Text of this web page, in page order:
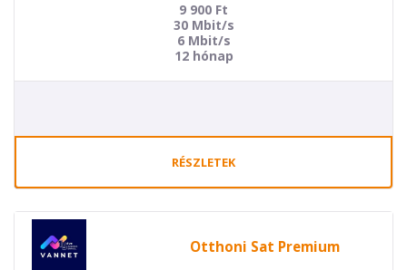
9 900 Ft
30 Mbit/s
6 Mbit/s
12 hónap
RÉSZLETEK
Otthoni Sat Premium